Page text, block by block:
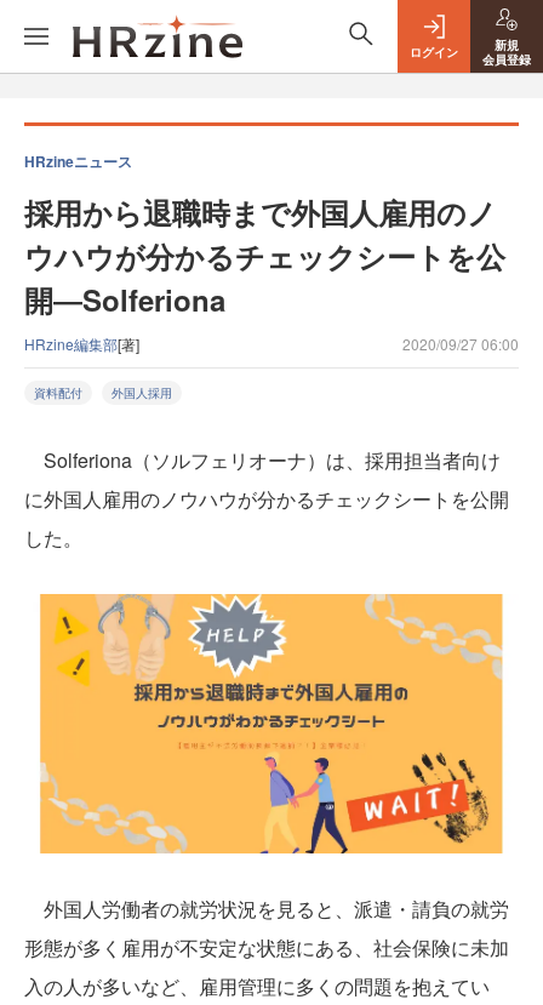
ログイン
新規
会員登録
HRzineニュース
採用から退職時まで外国人雇用のノ
ウハウが分かるチェックシートを公
開―Solferiona
HRzine編集部[著] 2020/09/27 06:00
資料配付 外国人採用
Solferiona（ソルフェリオーナ）は、採用担当者向け
に外国人雇用のノウハウが分かるチェックシートを公開
した。
外国人労働者の就労状況を見ると、派遣・請負の就労
形態が多く雇用が不安定な状態にある、社会保険に未加
入の人が多いなど、雇用管理に多くの問題を抱えてい